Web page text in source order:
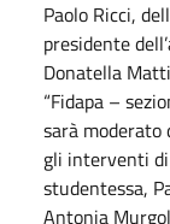
Paolo Ricci,
presidente
Donatella
“Fidapa –
sarà moderato
gli interventi
studentessa,
Antonia